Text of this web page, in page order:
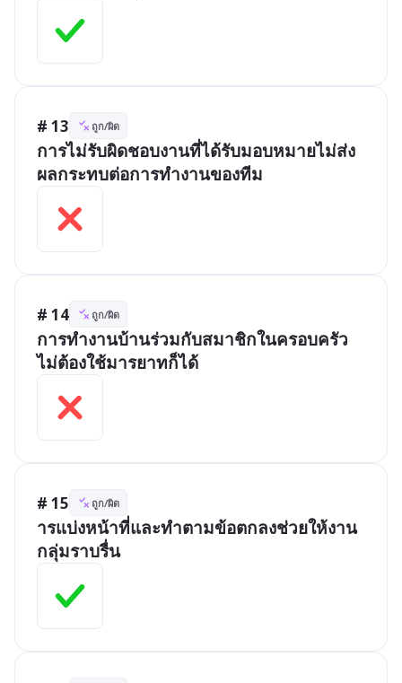
# 13 ถูก/ผิด
การไม่รับผิดชอบงานที่ได้รับมอบหมายไม่ส่ง
ผลกระทบต่อการทำงานของทีม
# 14 ถูก/ผิด
การทำงานบ้านร่วมกับสมาชิกในครอบครัว
ไม่ต้องใช้มารยาทก็ได้
# 15 ถูก/ผิด
ารแบ่งหน้าที่และทำตามข้อตกลงช่วยให้งาน
กลุ่มราบรื่น